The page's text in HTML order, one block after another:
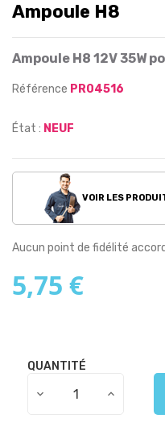
Ampoule H8
Ampoule H8 12V 35W
Référence PR04516
État : NEUF
VOIR LES
Aucun point de fidélité
5,75 €
QUANTITÉ